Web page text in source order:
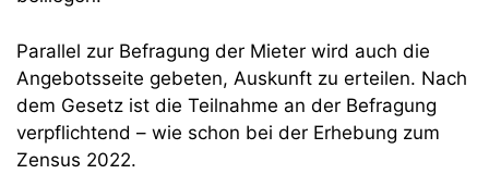
Parallel zur Befragung der Mieter wird auch die
Angebotsseite gebeten, Auskunft zu erteilen. Nach
dem Gesetz ist die Teilnahme an der Befragung
verpflichtend – wie schon bei der Erhebung zum
Zensus 2022.